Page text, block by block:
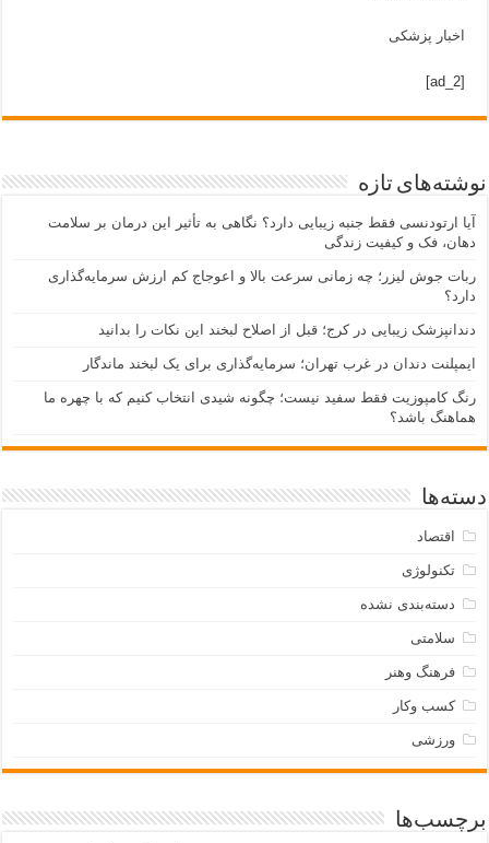
اخبار پزشکی
[ad_2]
نوشته‌های تازه
آیا ارتودنسی فقط جنبه زیبایی دارد؟ نگاهی به تأثیر این درمان بر سلامت
دهان، فک و کیفیت زندگی
ربات جوش لیزر؛ چه زمانی سرعت بالا و اعوجاج کم ارزش سرمایه‌گذاری
دارد؟
دندانپزشک زیبایی در کرج؛ قبل از اصلاح لبخند این نکات را بدانید
ایمپلنت دندان در غرب تهران؛ سرمایه‌گذاری برای یک لبخند ماندگار
رنگ کامپوزیت فقط سفید نیست؛ چگونه شیدی انتخاب کنیم که با چهره ما
هماهنگ باشد؟
دسته‌ها
اقتصاد
تکنولوژی
دسته‌بندی نشده
سلامتی
فرهنگ وهنر
کسب وکار
ورزشی
برچسب‌ها